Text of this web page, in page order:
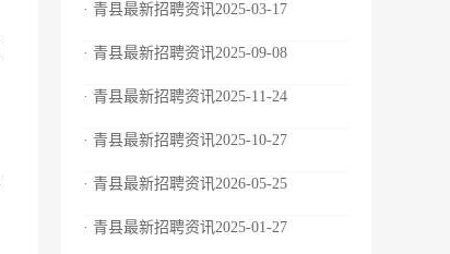
· 青县最新招聘资讯2025-03-17
· 青县最新招聘资讯2025-09-08
· 青县最新招聘资讯2025-11-24
· 青县最新招聘资讯2025-10-27
· 青县最新招聘资讯2026-05-25
· 青县最新招聘资讯2025-01-27